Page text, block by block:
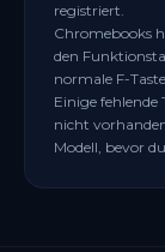
registriert.
Chromebooks
den
normale F-
Einige
nicht
Modell, bevor